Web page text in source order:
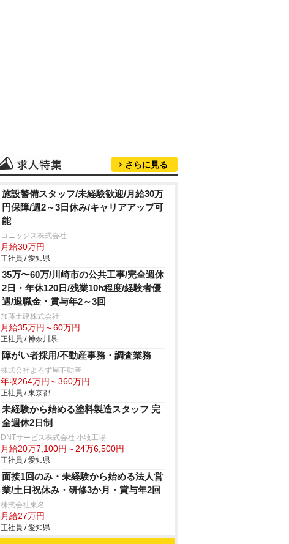
さらに見る
施設警備スタッフ/未経験歓迎/月給30万
円保障/週2～3日休み/キャリアアップ可
能
コニックス株式会社
月給30万円
正社員 / 愛知県
35万〜60万/川崎市の公共工事/完全週休
2日・年休120日/残業10h程度/経験者優
遇/退職金・賞与年2～3回
加藤土建株式会社
月給35万円～60万円
正社員 / 神奈川県
障がい者採用/不動産事務・調査業務
株式会社よろず屋不動産
年収264万円～360万円
正社員 / 東京都
未経験から始める塗料製造スタッフ 完
全週休2日制
DNTサービス株式会社 小牧工場
月給20万7,100円～24万6,500円
正社員 / 愛知県
面接1回のみ・未経験から始める法人営
業/土日祝休み・研修3か月・賞与年2回
株式会社東名
月給27万円
正社員 / 愛知県